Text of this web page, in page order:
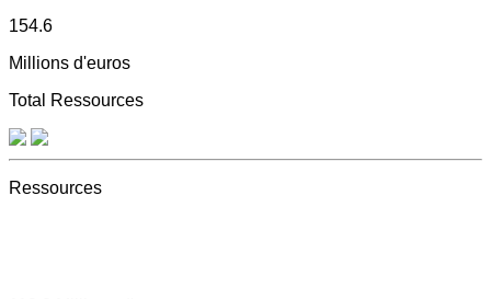
154.6
Millions d'euros
Total Ressources
Ressources